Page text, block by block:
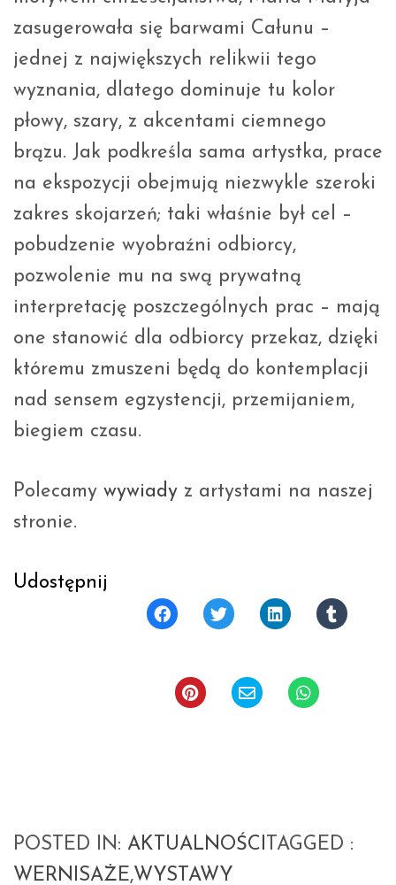
zasugerowała się barwami Całunu –
jednej z największych relikwii tego
wyznania, dlatego dominuje tu kolor
płowy, szary, z akcentami ciemnego
brązu. Jak podkreśla sama artystka, prace
na ekspozycji obejmują niezwykle szeroki
zakres skojarzeń; taki właśnie był cel –
pobudzenie wyobraźni odbiorcy,
pozwolenie mu na swą prywatną
interpretację poszczególnych prac – mają
one stanowić dla odbiorcy przekaz, dzięki
któremu zmuszeni będą do kontemplacji
nad sensem egzystencji, przemijaniem,
biegiem czasu.
Polecamy wywiady z artystami na naszej
stronie.
Udostępnij
POSTED IN: AKTUALNOŚCI TAGGED :
WERNISAŻE,WYSTAWY